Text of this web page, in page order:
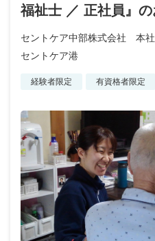
福祉士 ／ 正社員』
セントケア中部株式会社 本
セントケア港
経験者限定 有資格者限定